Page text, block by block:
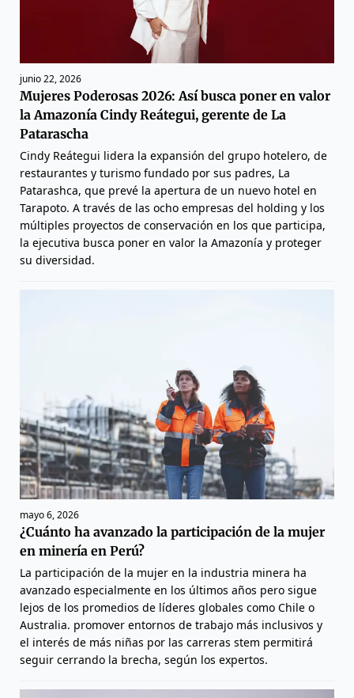
junio 22, 2026
Mujeres Poderosas 2026: Así busca poner en valor
la Amazonía Cindy Reátegui, gerente de La
Patarascha
Cindy Reátegui lidera la expansión del grupo hotelero, de
restaurantes y turismo fundado por sus padres, La
Patarashca, que prevé la apertura de un nuevo hotel en
Tarapoto. A través de las ocho empresas del holding y los
múltiples proyectos de conservación en los que participa,
la ejecutiva busca poner en valor la Amazonía y proteger
su diversidad.
mayo 6, 2026
¿Cuánto ha avanzado la participación de la mujer
en minería en Perú?
La participación de la mujer en la industria minera ha
avanzado especialmente en los últimos años pero sigue
lejos de los promedios de líderes globales como Chile o
Australia. promover entornos de trabajo más inclusivos y
el interés de más niñas por las carreras stem permitirá
seguir cerrando la brecha, según los expertos.